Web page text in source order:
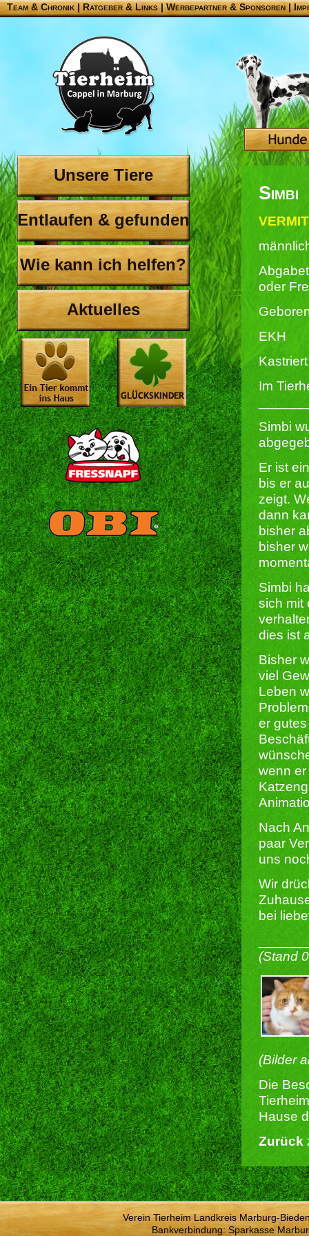
Team & Chronik |Ratgeber & Links|Werbepartner & Sponsoren|
Unsere Tiere
Entlaufen & gefunden
Wie kann ich helfen?
Aktuelles
Simbi
oder
EKH
Im
Simbi
Er ist
bis er
zeigt.
dann
bisher
bisher
Simbi
sich mit
dies ist
Bisher
viel
Leben
er
wenn
Nach
paar
uns
Wir
bei
(Stand
(Bilder
Die
Hause
Zurück
Verein Tierheim Landkreis Marburg-
Bankverbindung: Sparkasse